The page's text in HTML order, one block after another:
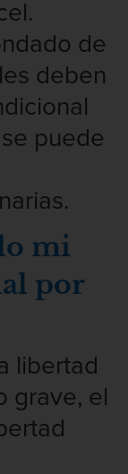
de
deben
puede
mi
por
libertad
grave, el